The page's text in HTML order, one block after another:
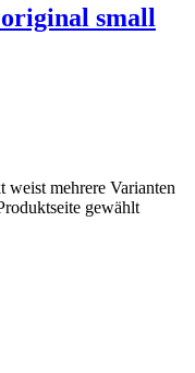
small
weist mehrere Varianten
gewählt